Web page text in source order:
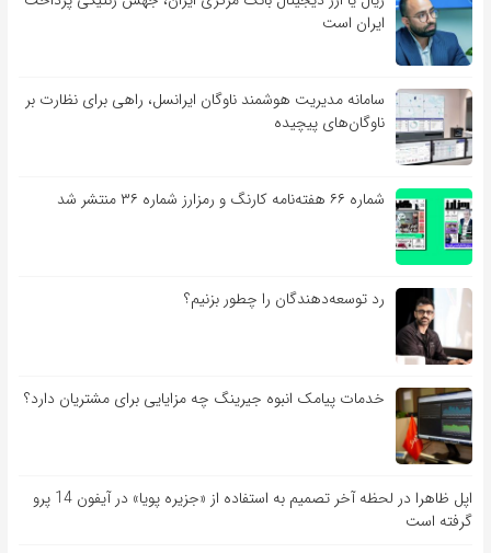
ایران است
سامانه مدیریت هوشمند ناوگان ایرانسل، راهی برای نظارت بر
ناوگان‌های پیچیده
شماره ۶۶ هفته‌نامه کارنگ و رمزارز شماره ۳۶ منتشر شد
رد توسعه‌دهندگان را چطور بزنیم؟
خدمات پیامک انبوه جیرینگ چه مزایایی برای مشتریان دارد؟
اپل ظاهرا در لحظه آخر تصمیم به استفاده از «جزیره پویا» در آیفون 14 پرو
گرفته است